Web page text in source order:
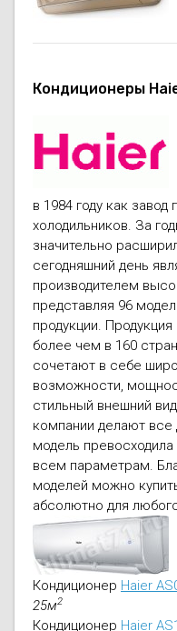
Кондиционеры
в 1984 году как завод
холодильников. За
значительно
сегодняшний день
производителем
представляя 96
продукции.
более чем в 160
сочетают в себе
возможности,
стильный внешний
компании делают все
модель
всем параметрам.
моделей можно
абсолютно для
Кондиционер Haier
25м2
Кондиционер Haier